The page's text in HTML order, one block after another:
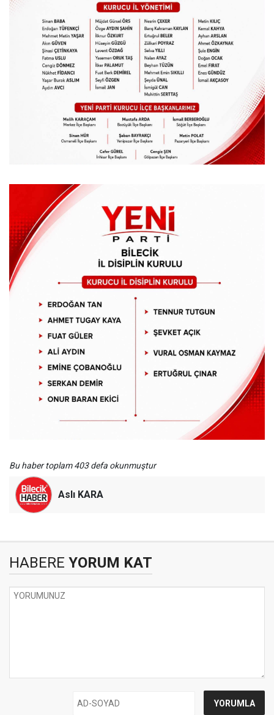
Bu haber toplam 403 defa okunmuştur
Aslı KARA
HABERE YORUM KAT